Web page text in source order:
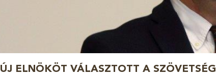
ÚJ ELNÖKÖT VÁLASZTOTT A SZÖVETSÉG